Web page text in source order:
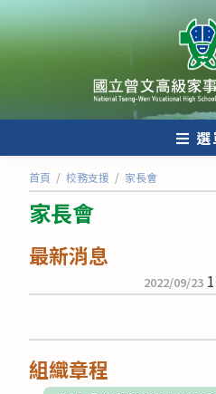
跳
轉
至
內
選
家長會
首頁 / 校務支援 / 家長會
最新消息
2022/09/23
組織章程